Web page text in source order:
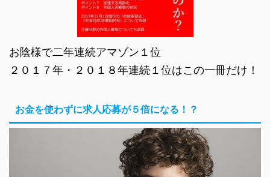
お陰様で二年連続アマゾン１位
２０１７年・２０１８年連続１位はこの一冊だけ！
お金を使わずに求人応募が５倍になる！？